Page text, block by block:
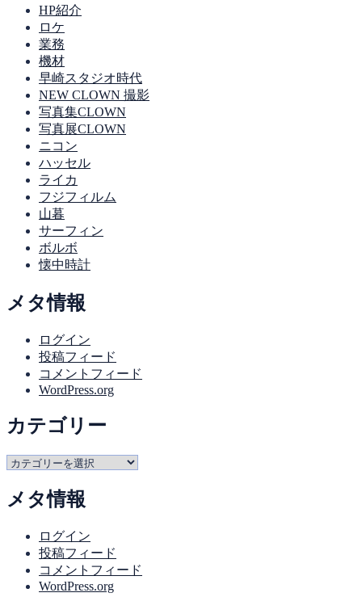
HP紹介
ロケ
業務
機材
早崎スタジオ時代
NEW CLOWN 撮影
写真集CLOWN
写真展CLOWN
ニコン
ハッセル
ライカ
フジフィルム
山暮
サーフィン
ボルボ
懐中時計
メタ情報
ログイン
投稿フィード
コメントフィード
WordPress.org
カテゴリー
カ
ゴ
メタ情報
ログイン
投稿フィード
コメントフィード
WordPress.org